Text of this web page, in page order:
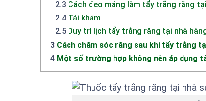
2.3 Cách đeo máng làm tẩy trắng răng
2.4 Tái khám
2.5 Duy trì lịch tẩy trắng răng tại nhà
3 Cách chăm sóc răng sau khi tẩy trắng
4 Một số trường hợp không nên áp dụng